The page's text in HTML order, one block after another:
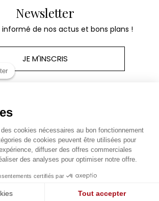
cookies nécessaires au bon fonctionnement
de cookies peuvent être utilisées pour
diffuser des offres commerciales
des analyses pour optimiser notre offre.
certifiés par
Tout accepter
Newsletter
de nos actus et bons plans !
JE M'INSCRIS
Site réalisé par Kiwik - Agence e-commerce